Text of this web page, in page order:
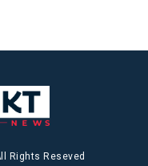
Rights Reseved